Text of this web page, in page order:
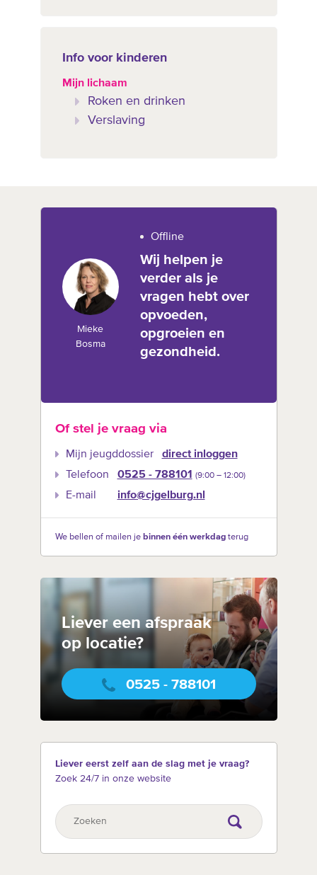
Info voor kinderen
Mijn lichaam
Roken en drinken
Verslaving
Mieke
Bosma
Offline
Wij helpen je
verder als je
vragen hebt over
opvoeden,
opgroeien en
gezondheid.
Of stel je vraag via
Mijn jeugddossier
direct inloggen
Telefoon
0525 - 788101 (9:00 –‍ 12:00)
E-mail info@cjgelburg.nl
We bellen of mailen je binnen één werkdagterug
Liever een afspraak
op locatie?
0525 - 788101
Liever eerst zelf aan de slag met je vraag?
Zoek 24/7 in onze website